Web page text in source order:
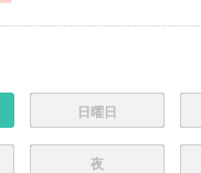
日曜日
夜